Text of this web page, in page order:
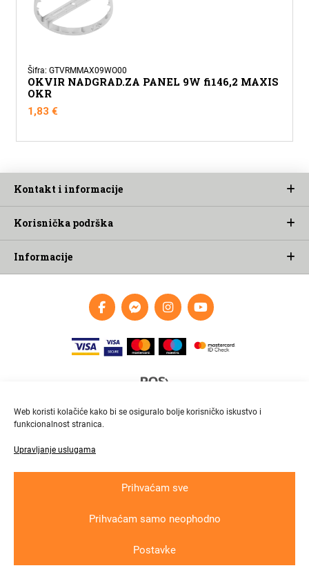
Web koristi kolačiće kako bi se osiguralo bolje korisničko iskustvo i
funkcionalnost stranica.
Upravljanje uslugama
Prihvaćam sve
Prihvaćam samo neophodno
Postavke
Šifra: GTVRMMAX09WO00
OKVIR NADGRAD.ZA PANEL 9W fi146,2 MAXIS
OKR
1,83€
Kontakt i informacije
Korisnička podrška
Informacije
Brza i pouzdana dostava